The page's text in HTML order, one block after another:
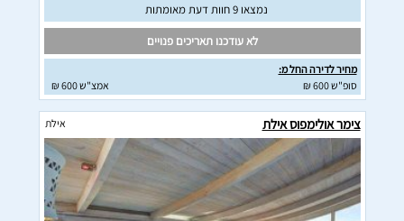
נמצאו 9 חוות דעת מאומתות
לא עודכנו תאריכים פנויים
מחיר לדירה החל מ:
סופ"ש 600 ₪
אמצ"ש 600 ₪
צימר אולימפוס אילת אילת